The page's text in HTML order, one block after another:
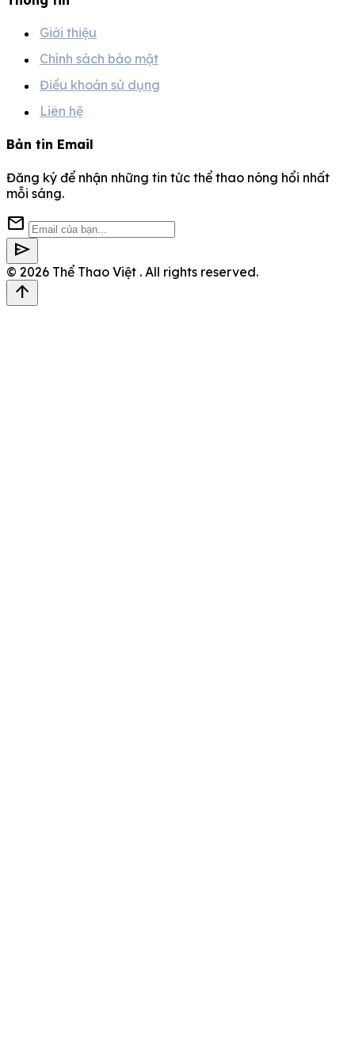
Giới thiệu
Chính sách bảo mật
Điều khoản sử dụng
Liên hệ
Bản tin Email
Đăng ký để nhận những tin tức thể thao nóng hổi nhất
mỗi sáng.
mail
send
© 2026 Thể Thao Việt . All rights reserved.
arrow_upward